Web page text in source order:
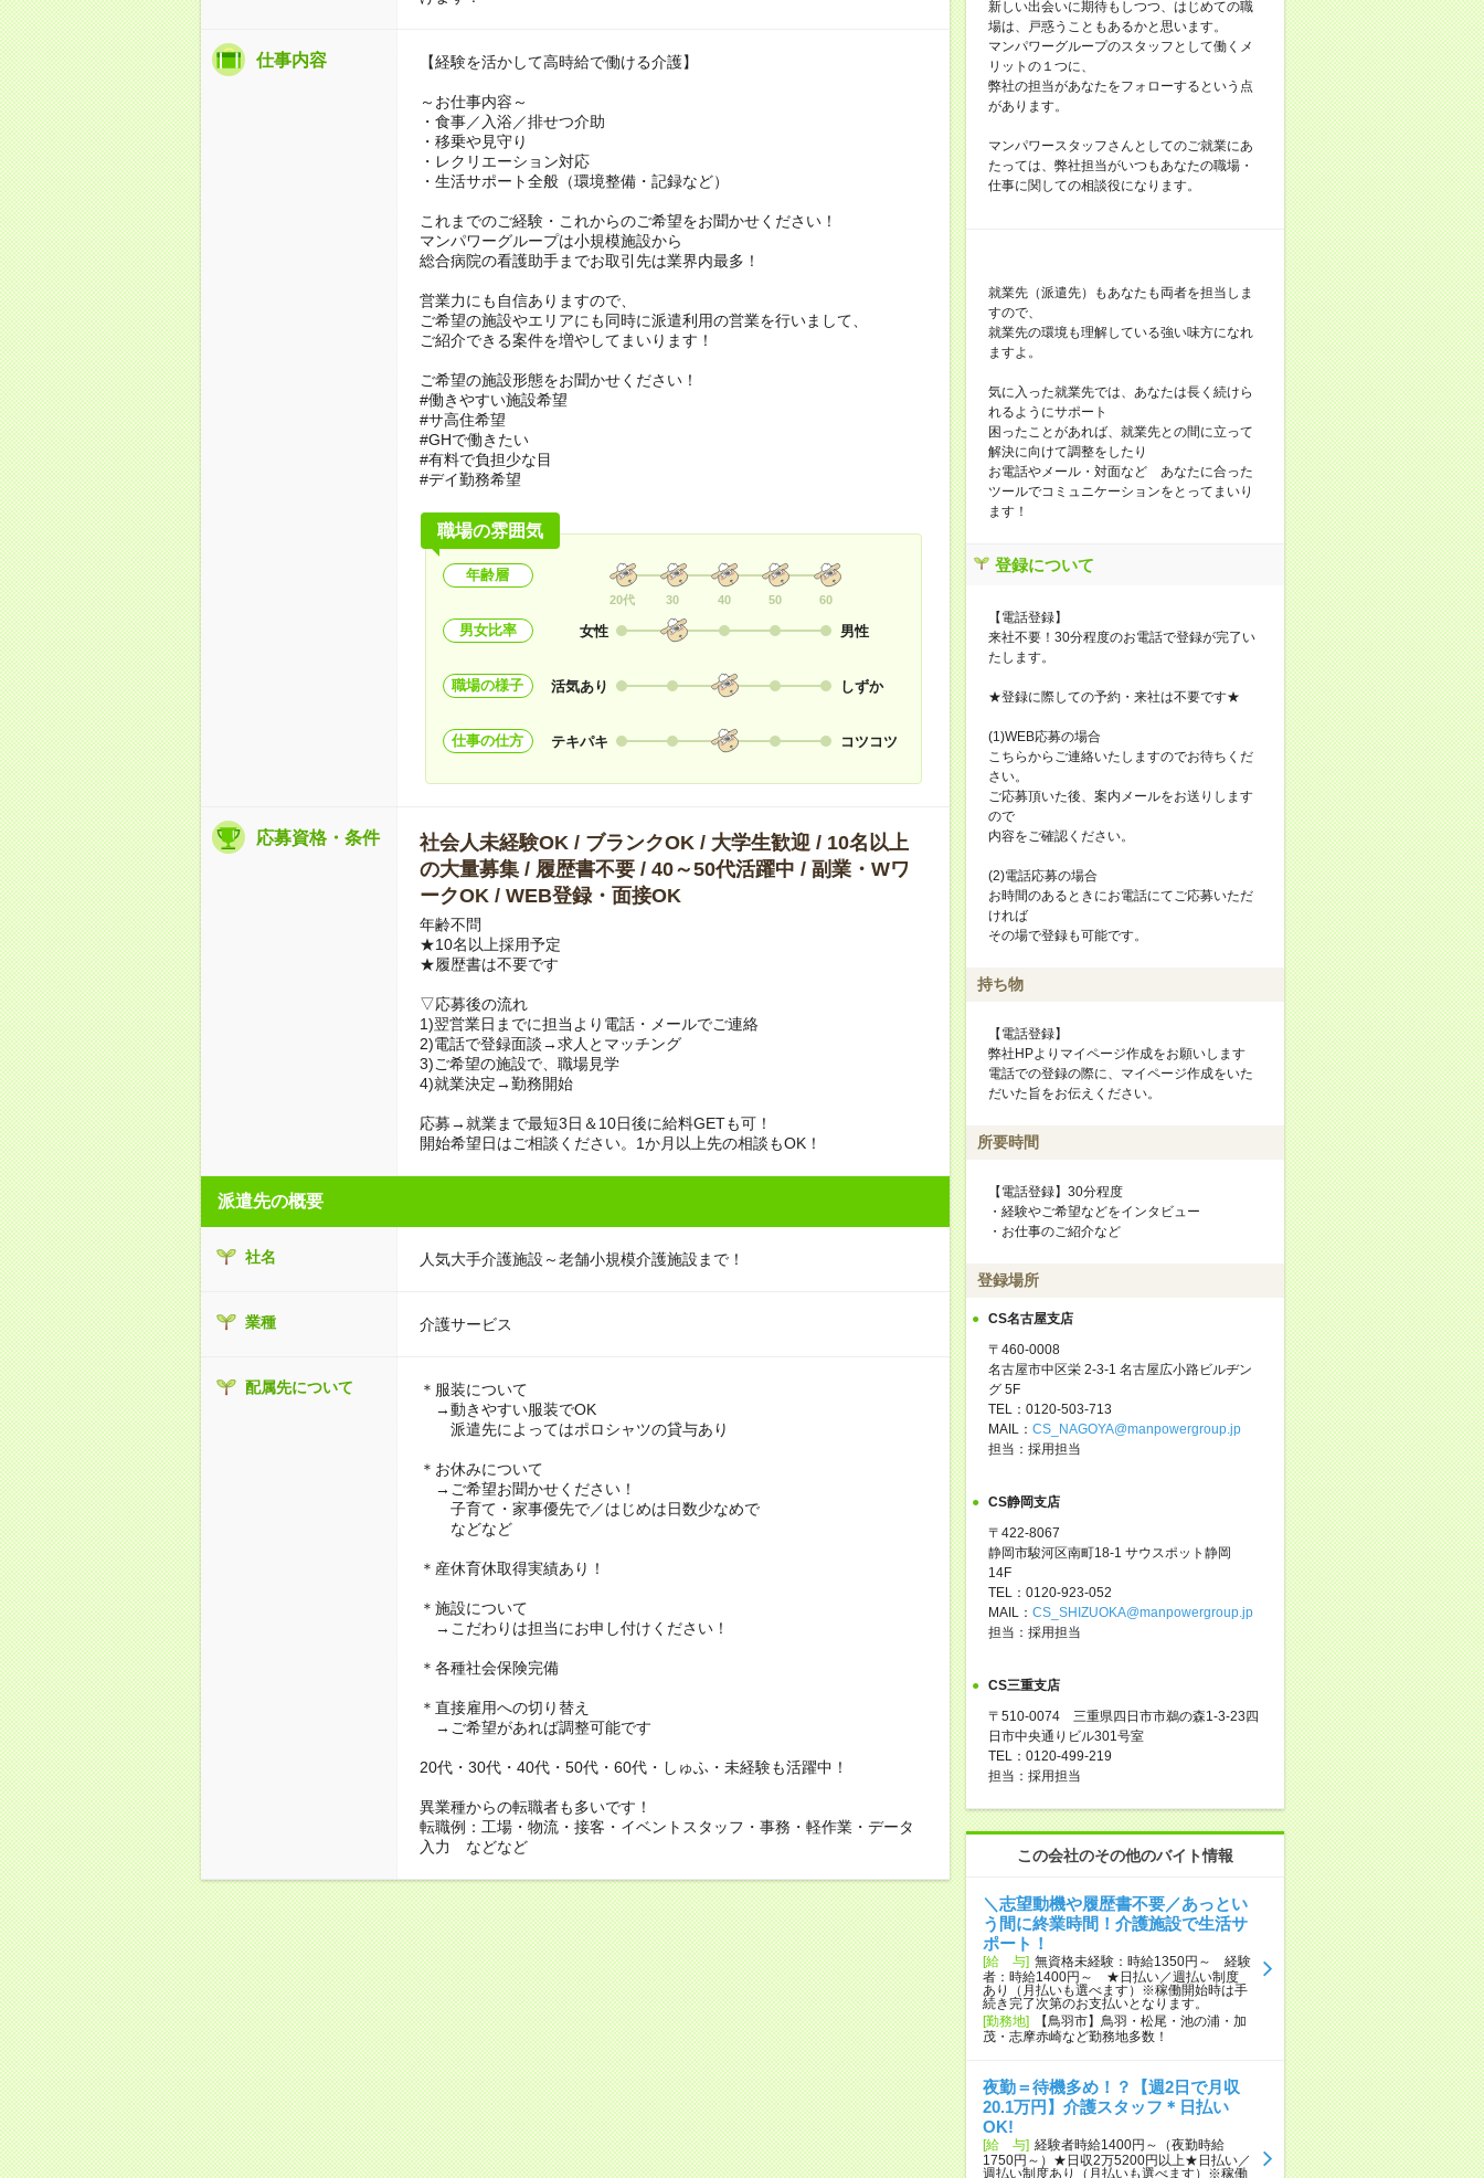
仕事内容 【経験を活かして高時給で働ける介護】
～お仕事内容～
・食事／入浴／排せつ介助
・移乗や見守り
・レクリエーション対応
・生活サポート全般（環境整備・記録など）
これまでのご経験・これからのご希望をお聞かせください！
マンパワーグループは小規模施設から
総合病院の看護助手までお取引先は業界内最多！
営業力にも自信ありますので、
ご希望の施設やエリアにも同時に派遣利用の営業を行いまして、
ご紹介できる案件を増やしてまいります！
ご希望の施設形態をお聞かせください！
#働きやすい施設希望
#サ高住希望
#GHで働きたい
#有料で負担少な目
#デイ勤務希望
職場の雰囲気
年齢層
20代 30 40 50 60
男女比率 女性 男性
職場の様子 活気あり しずか
仕事の仕方 テキパキ コツコツ
応募資格・条件
社会人未経験OK / ブランクOK / 大学生歓迎 / 10名以上
の大量募集 / 履歴書不要 / 40～50代活躍中 / 副業・Wワ
ークOK / WEB登録・面接OK
年齢不問
★10名以上採用予定
★履歴書は不要です
▽応募後の流れ
1)翌営業日までに担当より電話・メールでご連絡
2)電話で登録面談→求人とマッチング
3)ご希望の施設で、職場見学
4)就業決定→勤務開始
応募→就業まで最短3日＆10日後に給料GETも可！
開始希望日はご相談ください。1か月以上先の相談もOK！
派遣先の概要
社名 人気大手介護施設～老舗小規模介護施設まで！
業種 介護サービス
配属先について
＊服装について
→動きやすい服装でOK
派遣先によってはポロシャツの貸与あり
＊お休みについて
→ご希望お聞かせください！
子育て・家事優先で／はじめは日数少なめで
などなど
＊産休育休取得実績あり！
＊施設について
→こだわりは担当にお申し付けください！
＊各種社会保険完備
＊直接雇用への切り替え
→ご希望があれば調整可能です
20代・30代・40代・50代・60代・しゅふ・未経験も活躍中！
異業種からの転職者も多いです！
転職例：工場・物流・接客・イベントスタッフ・事務・軽作業・データ
入力 などなど
新しい出会いに期待もしつつ、はじめての職
場は、戸惑うこともあるかと思います。
マンパワーグループのスタッフとして働くメ
リットの１つに、
弊社の担当があなたをフォローするという点
があります。
マンパワースタッフさんとしてのご就業にあ
たっては、弊社担当がいつもあなたの職場・
仕事に関しての相談役になります。
就業先（派遣先）もあなたも両者を担当しま
すので、
就業先の環境も理解している強い味方になれ
ますよ。
気に入った就業先では、あなたは長く続けら
れるようにサポート
困ったことがあれば、就業先との間に立って
解決に向けて調整をしたり
お電話やメール・対面など あなたに合った
ツールでコミュニケーションをとってまいり
ます！
登録について
【電話登録】
来社不要！30分程度のお電話で登録が完了い
たします。
★登録に際しての予約・来社は不要です★
(1)WEB応募の場合
こちらからご連絡いたしますのでお待ちくだ
さい。
ご応募頂いた後、案内メールをお送りします
ので
内容をご確認ください。
(2)電話応募の場合
お時間のあるときにお電話にてご応募いただ
ければ
その場で登録も可能です。
持ち物
【電話登録】
弊社HPよりマイページ作成をお願いします
電話での登録の際に、マイページ作成をいた
だいた旨をお伝えください。
所要時間
【電話登録】30分程度
・経験やご希望などをインタビュー
・お仕事のご紹介など
登録場所
CS名古屋支店
〒460-0008
名古屋市中区栄 2-3-1 名古屋広小路ビルヂン
グ 5F
TEL：0120-503-713
MAIL： CS_NAGOYA@manpowergroup.jp
担当：採用担当
CS静岡支店
〒422-8067
静岡市駿河区南町18-1 サウスポット静岡
14F
TEL：0120-923-052
MAIL： CS_SHIZUOKA@manpowergroup.jp
担当：採用担当
CS三重支店
〒510-0074 三重県四日市市鵜の森1-3-23四
日市中央通りビル301号室
TEL：0120-499-219
担当：採用担当
この会社のその他のバイト情報
＼志望動機や履歴書不要／あっとい
う間に終業時間！介護施設で生活サ
ポート！
[給 与] 無資格未経験：時給1350円～ 経験
者：時給1400円～ ★日払い／週払い制度
あり（月払いも選べます）※稼働開始時は手
続き完了次第のお支払いとなります。
[勤務地]
【鳥羽市】鳥羽・松尾・池の浦・加
茂・志摩赤崎など勤務地多数！
夜勤＝待機多め！？【週2日で月収
20.1万円】介護スタッフ＊日払い
OK!
[給 与] 経験者時給1400円～（夜勤時給
1750円～）★日収2万5200円以上★日払い／
週払い制度あり（月払いも選べます）※稼働